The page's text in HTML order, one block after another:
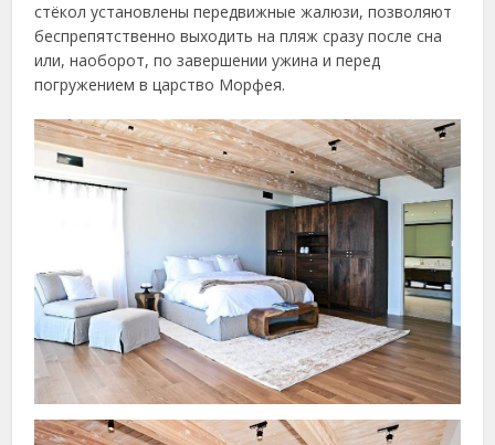
стёкол установлены передвижные жалюзи, позволяют
беспрепятственно выходить на пляж сразу после сна
или, наоборот, по завершении ужина и перед
погружением в царство Морфея.